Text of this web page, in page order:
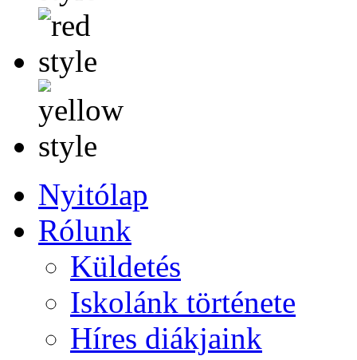
Nyitólap
Rólunk
Küldetés
Iskolánk története
Híres diákjaink